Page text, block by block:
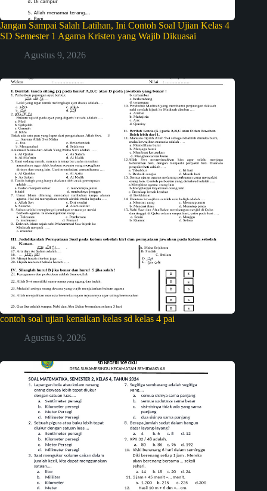
Jangan Sampai Salah Latihan, Ini Contoh Soal Ujian Kelas 4
SD Semester 1 Agama Kristen yang Wajib Dikuasai
Agustus 9, 2026
contoh soal ujian kenaikan kelas sd kelas 4 pai
Agustus 9, 2026